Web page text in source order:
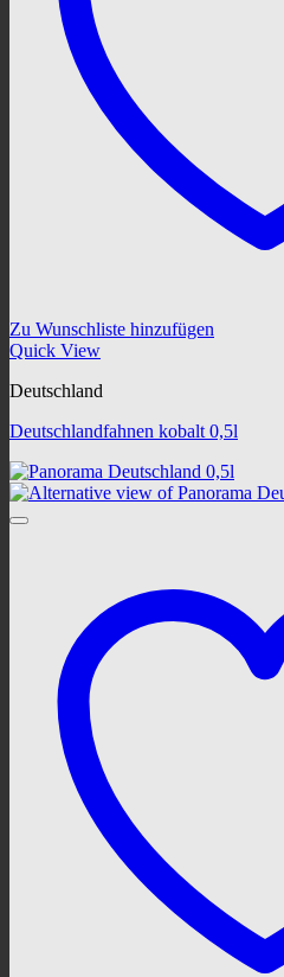
Zu Wunschliste hinzufügen
Quick View
Deutschland
Deutschlandfahnen kobalt 0,5l